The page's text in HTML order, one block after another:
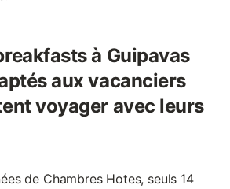
à Guipavas
aux vacanciers
voyager avec leurs
de Chambres Hotes, seuls 14